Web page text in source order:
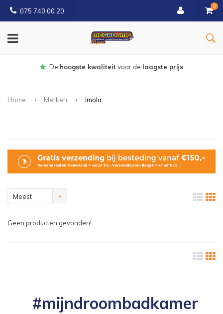
075 740 00 20
0
De hoogste kwaliteitvoor de laagste prijs
Home Merken imola
Meest
Geen producten gevonden!...
#mijndroombadkamer